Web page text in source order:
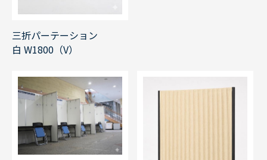
三折パーテーション
白 W1800（V）